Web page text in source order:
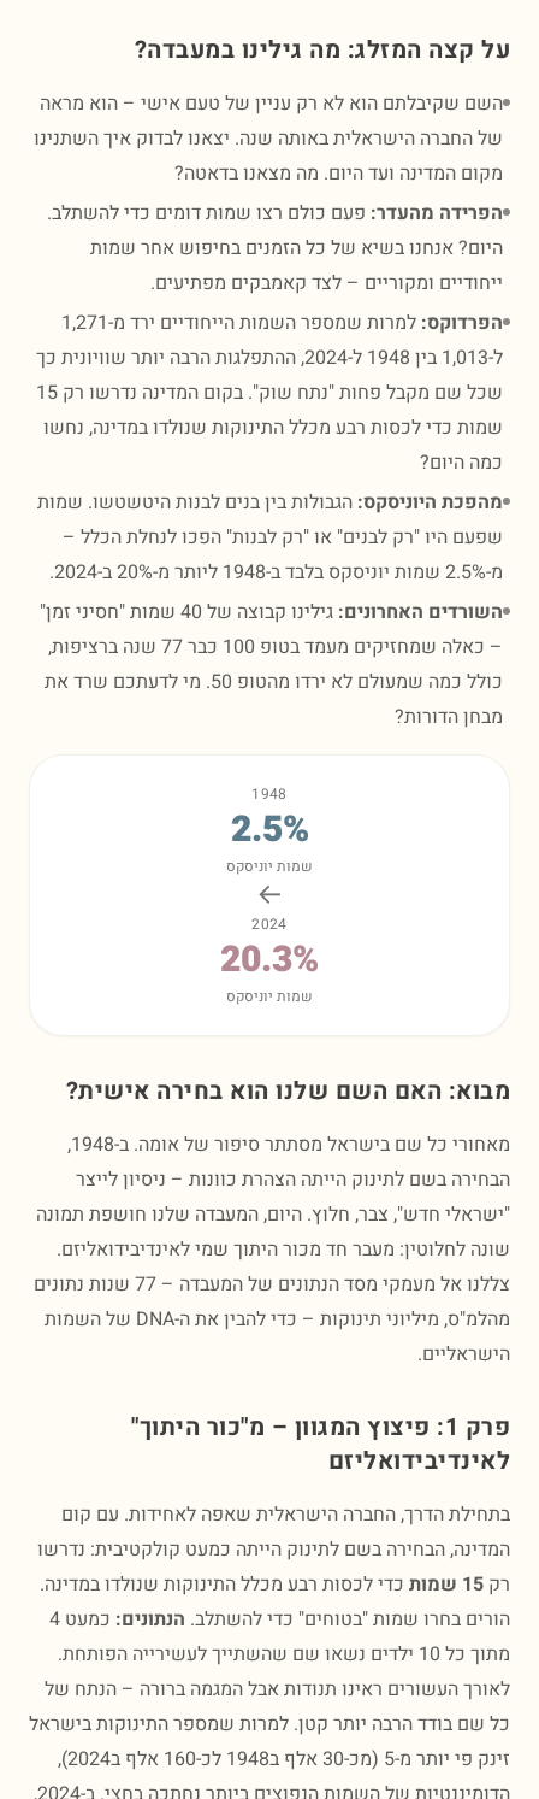
המזלג: מה גילינו במעבדה?
שקיבלתם הוא לא רק עניין של טעם אישי – הוא מראה
הישראלית באותה שנה. יצאנו לבדוק איך השתנינו
המדינה ועד היום. מה מצאנו בדאטה?
מהעדר:פעם כולם רצו שמות דומים כדי להשתלב.
אנחנו בשיא של כל הזמנים בחיפוש אחר שמות
ומקוריים – לצד קאמבקים מפתיעים.
למרות שמספר השמות הייחודיים ירד מ-1,271
ל-1,013 בין 1948 ל-2024, ההתפלגות הרבה יותר שוויונית כך
שכל שם מקבל פחות "נתח שוק". בקום המדינה נדרשו רק 15
כדי לכסות רבע מכלל התינוקות שנולדו במדינה, נחשו
היום?
היוניסקס:הגבולות בין בנים לבנות היטשטשו. שמות
היו "רק לבנים" או "רק לבנות" הפכו לנחלת הכלל –
האחרונים:
גילינו קבוצה של 40 שמות "חסיני זמן"
– כאלה שמחזיקים מעמד בטופ 100 כבר 77 שנה ברציפות,
כולל כמה שמעולם לא ירדו מהטופ 50. מי לדעתכם שרד את
הדורות?
2.5
שמות יוניסקס
20.3
שמות יוניסקס
האם השם שלנו הוא בחירה אישית?
מאחורי כל שם בישראל מסתתר סיפור של אומה. ב-1948,
בשם לתינוק הייתה הצהרת כוונות – ניסיון לייצר
חדש", צבר, חלוץ. היום, המעבדה שלנו חושפת תמונה
לחלוטין: מעבר חד מכור היתוך שמי לאינדיבידואליזם.
צללנו אל מעמקי מסד הנתונים של המעבדה – 77 שנות נתונים
מהלמ"ס, מיליוני תינוקות – כדי להבין את ה-DNA של השמות
פרק 1: פיצוץ המגוון – מ"כור היתוך"
הדרך, החברה הישראלית שאפה לאחידות. עם קום
הבחירה בשם לתינוק הייתה כמעט קולקטיבית: נדרשו
כדי לכסות רבע מכלל התינוקות שנולדו במדינה.
בחרו שמות "בטוחים" כדי להשתלב.הנתונים:
כמעט 4
מתוך כל 10 ילדים נשאו שם שהשתייך לעשירייה הפותחת.
העשורים ראינו תנודות אבל המגמה ברורה – הנתח של
בודד הרבה יותר קטן. למרות שמספר התינוקות בישראל
זינק פי יותר מ-5 (מכ-30 אלף ב1948 לכ-160 אלף ב2024),